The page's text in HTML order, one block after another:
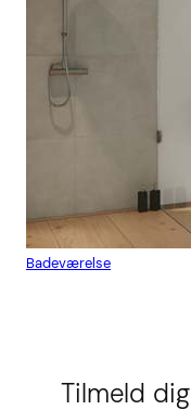
Badeværelse
Tilmeld